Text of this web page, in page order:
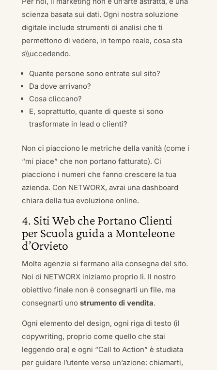
scienza basata sui dati. Ogni nostra soluzione
digitale include strumenti di analisi che ti
permettono di vedere, in tempo reale, cosa sta
s\\uccedendo.
Quante persone sono entrate sul sito?
Da dove arrivano?
Cosa cliccano?
E, soprattutto, quante di queste si sono
trasformate in lead o clienti?
Non ci piacciono le metriche della vanità (come i
“mi piace” che non portano fatturato). Ci
piacciono i numeri che fanno crescere la tua
azienda. Con NETWORX, avrai una dashboard
chiara della tua evoluzione online.
4. Siti Web che Portano Clienti
per Scuola guida a Monteleone
d’Orvieto
Molte agenzie si fermano alla consegna del sito.
Noi di NETWORX iniziamo proprio lì. Il nostro
obiettivo finale non è consegnarti un file, ma
consegnarti uno strumento di vendita.
Ogni elemento del design, ogni riga di testo (il
copywriting, proprio come quello che stai
leggendo ora) e ogni “Call to Action” è studiata
per guidare l’utente verso un’azione: chiamarti,